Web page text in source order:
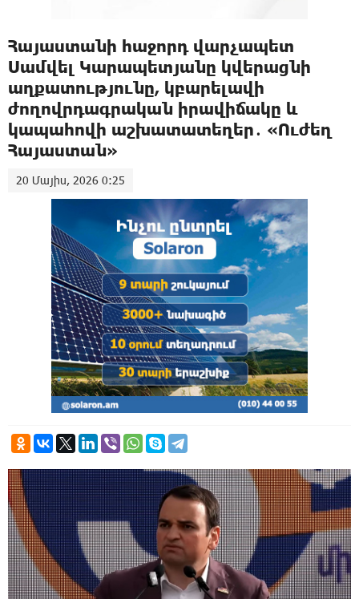
Հայաստանի հաջորդ վարչապետ
Սամվել Կարապետյանը կվերացնի
աղքատությունը, կբարելավի
ժողովրդագրական իրավիճակը և
կապահովի աշխատատեղեր․ «Ուժեղ
Հայաստան»
20 Մայիս, 2026 0:25